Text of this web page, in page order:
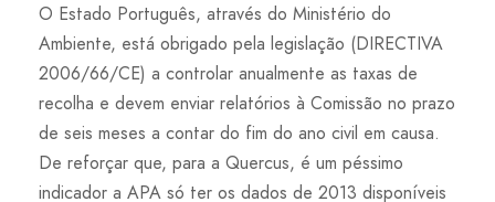
O Estado Português, através do Ministério do
Ambiente, está obrigado pela legislação (DIRECTIVA
2006/66/CE) a controlar anualmente as taxas de
recolha e devem enviar relatórios à Comissão no prazo
de seis meses a contar do fim do ano civil em causa.
De reforçar que, para a Quercus, é um péssimo
indicador a APA só ter os dados de 2013 disponíveis